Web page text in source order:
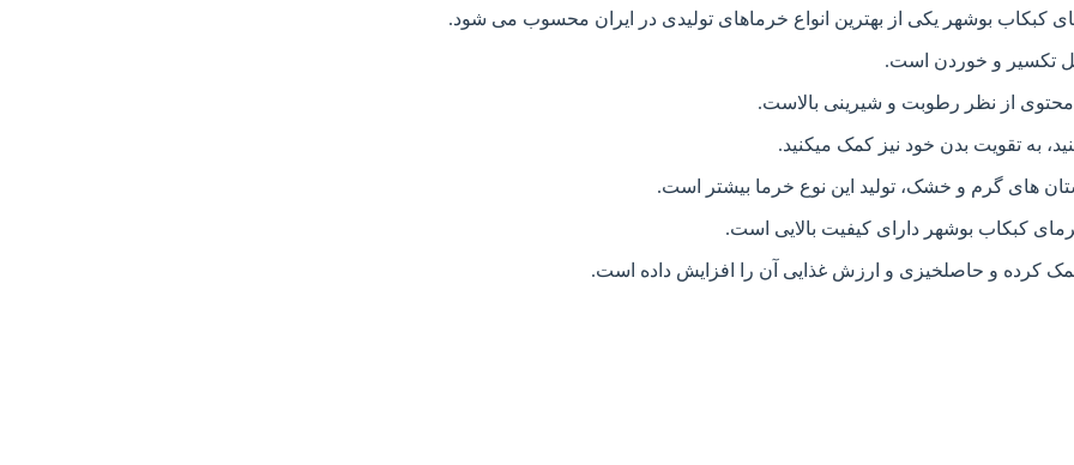
کبکاب بوشهر یکی از بهترین انواع خرماهای تولیدی در ایران محسوب می شود.
تکسیر و خوردن است.
از نظر رطوبت و شیرینی بالاست.
به تقویت بدن خود نیز کمک میکنید.
های گرم و خشک، تولید این نوع خرما بیشتر است.
کبکاب بوشهر دارای کیفیت بالایی است.
کرده و حاصلخیزی و ارزش غذایی آن را افزایش داده است.